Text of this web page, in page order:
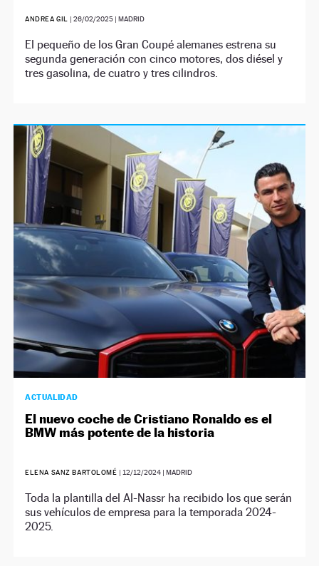
ANDREA GIL |26/02/2025 | MADRID
El pequeño de los Gran Coupé alemanes estrena su
segunda generación con cinco motores, dos diésel y
tres gasolina, de cuatro y tres cilindros.
ACTUALIDAD
El nuevo coche de Cristiano Ronaldo es el
BMW más potente de la historia
ELENA SANZ BARTOLOMÉ | 12/12/2024 | MADRID
Toda la plantilla del Al-Nassr ha recibido los que serán
sus vehículos de empresa para la temporada 2024-
2025.